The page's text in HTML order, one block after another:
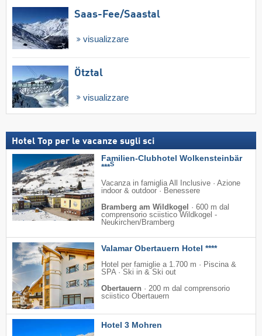
Saas-Fee/​Saastal
visualizzare
Ötztal
visualizzare
Hotel Top per le vacanze sugli sci
Familien-Clubhotel Wolkensteinbär
***S
Vacanza in famiglia All Inclusive · Azione
indoor & outdoor · Benessere
Bramberg am Wildkogel
· 600 m dal
comprensorio sciistico Wildkogel -
Neukirchen/​Bramberg
Valamar Obertauern Hotel ****
Hotel per famiglie a 1.700 m · Piscina &
SPA · Ski in & Ski out
Obertauern · 200 m dal comprensorio
sciistico Obertauern
Hotel 3 Mohren